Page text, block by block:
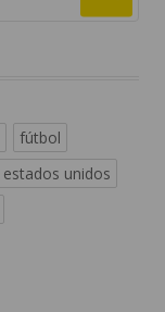
fútbol
estados unidos